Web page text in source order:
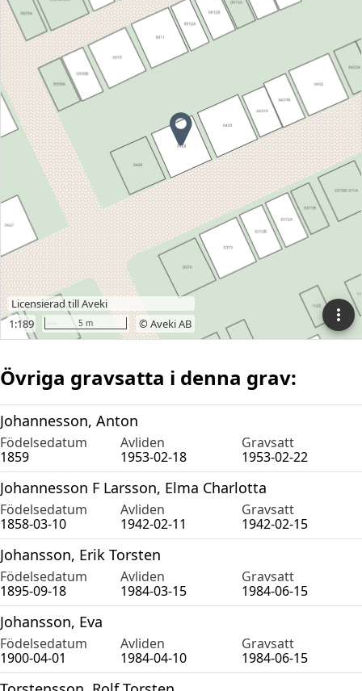
Övriga gravsatta i denna grav:
Johannesson, Anton
Födelsedatum Avliden
Gravsatt
1859
1953-02-18 1953-02-22
Johannesson F Larsson, Elma Charlotta
Födelsedatum Avliden
Gravsatt
1858-03-10
1942-02-11 1942-02-15
Johansson, Erik Torsten
Födelsedatum Avliden
Gravsatt
1895-09-18
1984-03-15 1984-06-15
Johansson, Eva
Födelsedatum Avliden
Gravsatt
1900-04-01
1984-04-10 1984-06-15